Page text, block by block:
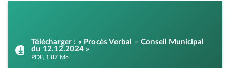
Télécharger : « Procès Verbal – Conseil Municipal
du 12.12.2024 »
PDF, 1,87 Mo